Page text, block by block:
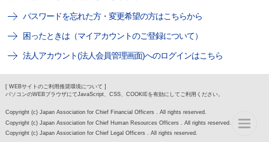
パスワードを忘れた方・変更希望の方はこちらから
困ったときは（マイアカウントのご登録について）
法人アカウント(法人会員管理画面)へのログインはこちら
[ WEBサイトのご利用推奨環境について ]
パソコンのWEBブラウザにてJavaScript、CSS、COOKIEを有効にしてご利用ください。
Copyright (c) Japan Association for Chief Financial Officers . All rights reserved.
Copyright (c) Japan Association for Chief Human Resources Officers . All rights reserved.
Copyright (c) Japan Association for Chief Legal Officers . All rights reserved.